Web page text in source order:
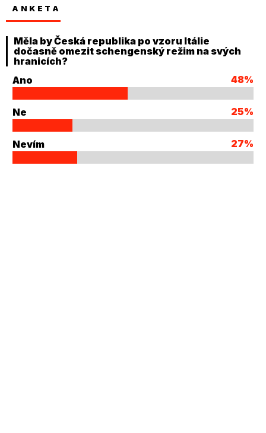
ANKETA
Měla by Česká republika po vzoru Itálie
dočasně omezit schengenský režim na svých
hranicích?
Ano
48%
Ne 25%
Nevím 27%